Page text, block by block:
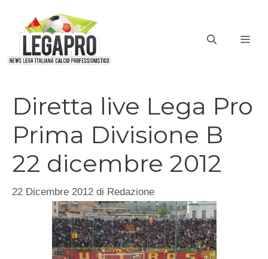
contenuto
Diretta live Lega Pro
Prima Divisione B
22 dicembre 2012
22 Dicembre 2012 di Redazione